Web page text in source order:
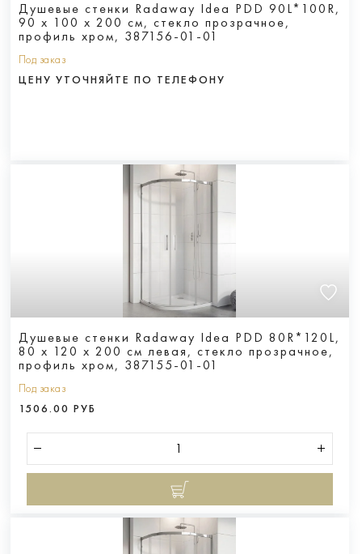
Душевые стенки Radaway Idea PDD 90L*100R,
90 х 100 х 200 см, стекло прозрачное,
профиль хром, 387156-01-01
Под заказ
ЦЕНУ УТОЧНЯЙТЕ ПО ТЕЛЕФОНУ
Душевые стенки Radaway Idea PDD 80R*120L,
80 х 120 х 200 см левая, стекло прозрачное,
профиль хром, 387155-01-01
Под заказ
1506.00 РУБ